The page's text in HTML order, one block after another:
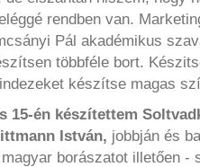
rendben van.
Pál akadémikus
többféle bort.
készítse magas
15-én készítettem
István, jobbján és
borászatot illetően